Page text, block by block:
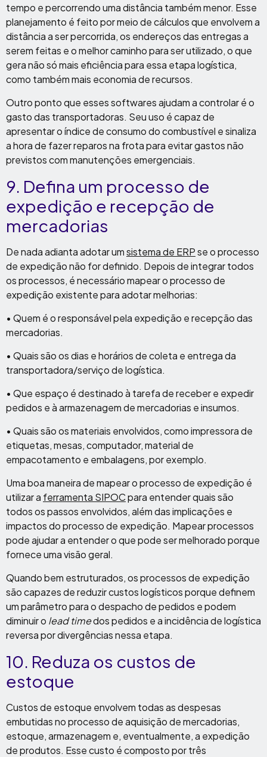
tempo e percorrendo uma distância também menor. Esse
planejamento é feito por meio de cálculos que envolvem a
distância a ser percorrida, os endereços das entregas a
serem feitas e o melhor caminho para ser utilizado, o que
gera não só mais eficiência para essa etapa logística,
como também mais economia de recursos.
Outro ponto que esses softwares ajudam a controlar é o
gasto das transportadoras. Seu uso é capaz de
apresentar o índice de consumo do combustível e sinaliza
a hora de fazer reparos na frota para evitar gastos não
previstos com manutenções emergenciais.
9. Defina um processo de
expedição e recepção de
mercadorias
De nada adianta adotar umsistema de ERPse o processo
de expedição não for definido. Depois de integrar todos
os processos, é necessário mapear o processo de
expedição existente para adotar melhorias:
• Quem é o responsável pela expedição e recepção das
mercadorias.
• Quais são os dias e horários de coleta e entrega da
transportadora/serviço de logística.
• Que espaço é destinado à tarefa de receber e expedir
pedidos e à armazenagem de mercadorias e insumos.
• Quais são os materiais envolvidos, como impressora de
etiquetas, mesas, computador, material de
empacotamento e embalagens, por exemplo.
Uma boa maneira de mapear o processo de expedição é
utilizar a ferramenta SIPOCpara entender quais são
todos os passos envolvidos, além das implicações e
impactos do processo de expedição. Mapear processos
pode ajudar a entender o que pode ser melhorado porque
fornece uma visão geral.
Quando bem estruturados, os processos de expedição
são capazes de reduzir custos logísticos porque definem
um parâmetro para o despacho de pedidos e podem
diminuir o lead timedos pedidos e a incidência de logística
reversa por divergências nessa etapa.
10. Reduza os custos de
estoque
Custos de estoque envolvem todas as despesas
embutidas no processo de aquisição de mercadorias,
estoque, armazenagem e, eventualmente, a expedição
de produtos. Esse custo é composto por três